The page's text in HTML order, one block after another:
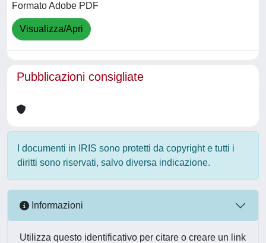
Formato Adobe PDF
Visualizza/Apri
Pubblicazioni consigliate
I documenti in IRIS sono protetti da copyright e tutti i
diritti sono riservati, salvo diversa indicazione.
Informazioni
Utilizza questo identificativo per citare o creare un link